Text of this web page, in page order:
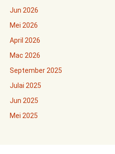
Jun 2026
Mei 2026
April 2026
Mac 2026
September 2025
Julai 2025
Jun 2025
Mei 2025